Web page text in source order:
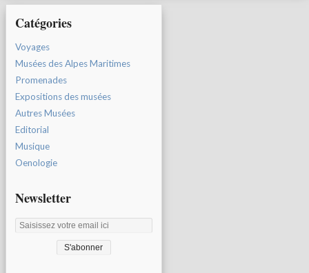
Catégories
Voyages
Musées des Alpes Maritimes
Promenades
Expositions des musées
Autres Musées
Editorial
Musique
Oenologie
Newsletter